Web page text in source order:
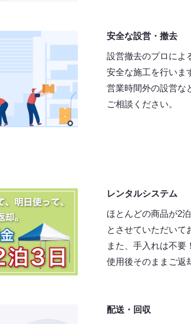
安全な設営・撤去
設営撤去のプロによ
安全な施工を行いま
営業時間外の設営な
ご相談ください。
レンタルシステム
ほとんどの商品が2
とさせていただいて
また、手入れは不要！
使用後そのままご返
配送・回収